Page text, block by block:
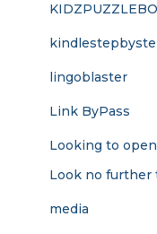
lingoblaster
Link ByPass
Looking to
Look no further
media